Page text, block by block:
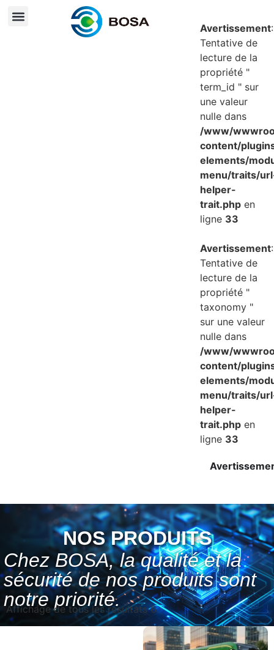
Avertissement:
Tentative de
lecture de la
propriété "
term_id " sur
une valeur
nulle dans
/www/
content/
elements/
menu/traits/
helper-
trait.phpen
ligne 33
Avertissement:
Tentative de
lecture de la
propriété "
taxonomy "
sur une valeur
nulle dans
/www/
content/
elements/
menu/traits/
helper-
trait.phpen
ligne 33
NOS PRODUITS
Chez BOSA, la qualité et la
sécurité de nos produits sont
notre priorité.
Affichage de tous les résultats 6